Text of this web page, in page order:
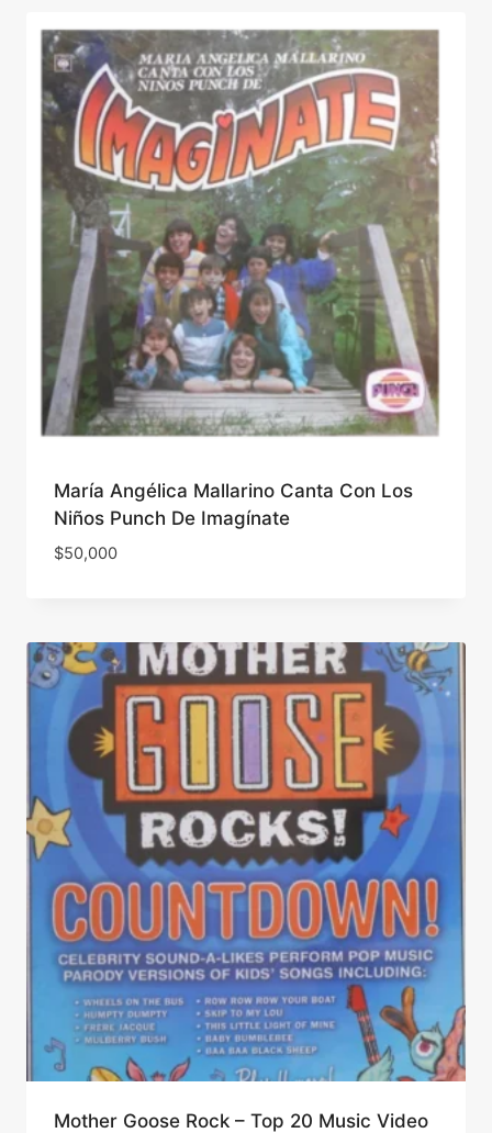
María Angélica Mallarino Canta Con Los
Niños Punch De Imagínate
$50,000
Mother Goose Rock – Top 20 Music Video